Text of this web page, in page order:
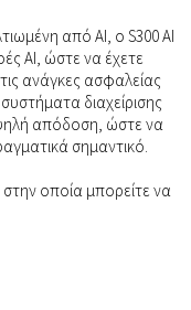
από AI, ο S300 AI
AI, ώστε να έχετε
ανάγκες ασφαλείας
διαχείρισης
απόδοση, ώστε να
σημαντικό.